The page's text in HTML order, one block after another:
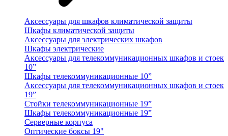
Аксессуары для шкафов климатической защиты
Шкафы климатической защиты
Аксессуары для электрических шкафов
Шкафы электрические
Аксессуары для телекоммуникационных шкафов и стоек
10”
Шкафы телекоммуникационные 10”
Аксессуары для телекоммуникационных шкафов и стоек
19”
Стойки телекоммуникационные 19”
Шкафы телекоммуникационные 19”
Серверные корпуса
Оптические боксы 19"